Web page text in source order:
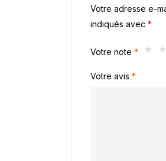
Votre adresse e-
indiqués avec *
Votre note *
Votre avis *